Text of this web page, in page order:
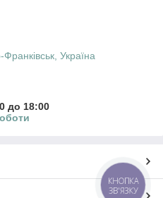
Україна
до 18:00
КНОПКА
ЗВ'ЯЗКУ